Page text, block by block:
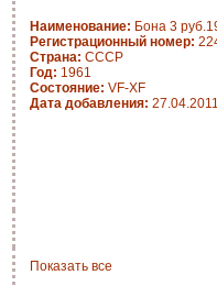
Наименование: Бона 3
Регистрационный номер:
Страна: CCCP
Год: 1961
Состояние: VF-XF
Дата добавления:
Показать все